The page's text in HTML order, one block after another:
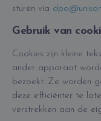
sturen via
Gebruik van
Cookies zijn kleine
ander apparaat
bezoekt. Ze worden
deze efficiënter te
verstrekken aan de